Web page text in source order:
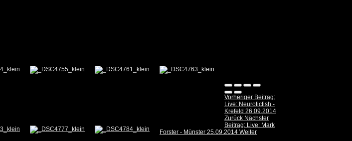
Vorheriger Beitrag:
Live: Neuroticfish -
Krefeld 26.09.2014
Zurück Nächster
Beitrag: Live: Mark
Forster - Münster 25.09.2014 Weiter